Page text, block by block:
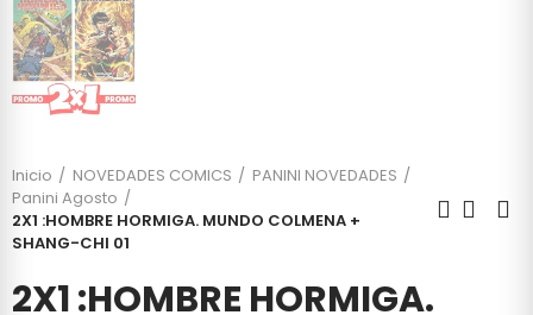
Inicio NOVEDADES COMICS
PANINI NOVEDADES
Panini Agosto
2X1 :HOMBRE HORMIGA. MUNDO COLMENA +
SHANG-CHI 01
2X1 :HOMBRE HORMIGA.